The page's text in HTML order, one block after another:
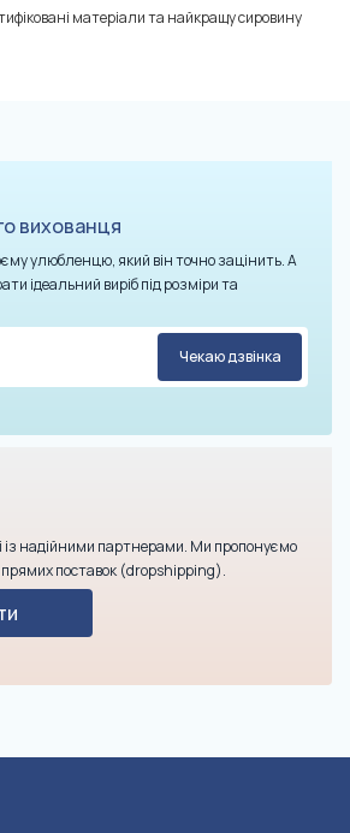
матеріали та найкращу сировину
вихованця
улюбленцю, який він точно зацінить. А
ідеальний виріб під розміри та
із надійними партнерами. Ми пропонуємо
прямих поставок (dropshipping).